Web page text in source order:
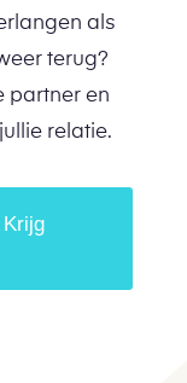
als
terug?
partner en
relatie.